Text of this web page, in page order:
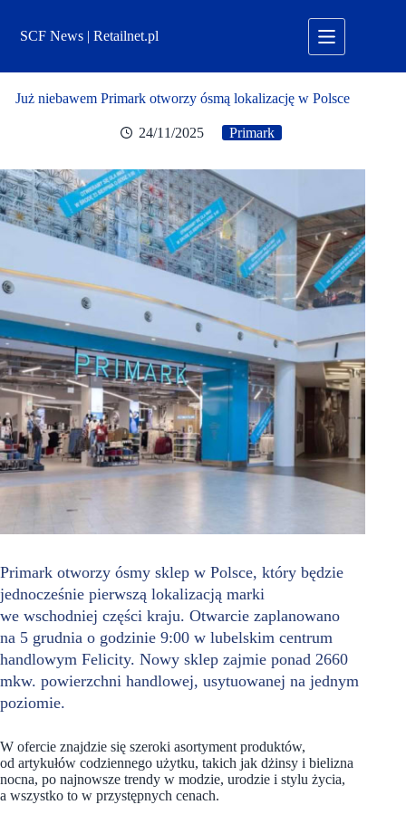
treściSCF News | Retailnet.pl
Już niebawem Primark otworzy ósmą lokalizację w Polsce
24/11/2025 Primark
Primark otworzy ósmy sklep w Polsce, który będzie
jednocześnie pierwszą lokalizacją marki
we wschodniej części kraju. Otwarcie zaplanowano
na 5 grudnia o godzinie 9:00 w lubelskim centrum
handlowym Felicity. Nowy sklep zajmie ponad 2660
mkw. powierzchni handlowej, usytuowanej na jednym
poziomie.
W ofercie znajdzie się szeroki asortyment produktów,
od artykułów codziennego użytku, takich jak dżinsy i bielizna
nocna, po najnowsze trendy w modzie, urodzie i stylu życia,
a wszystko to w przystępnych cenach.